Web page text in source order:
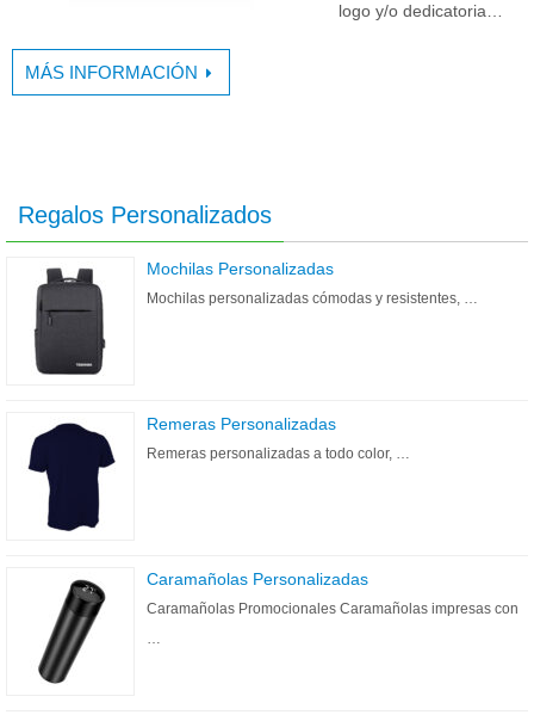
logo y/o dedicatoria…
MÁS INFORMACIÓN
Regalos Personalizados
Mochilas Personalizadas
Mochilas personalizadas cómodas y resistentes, …
Remeras Personalizadas
Remeras personalizadas a todo color, …
Caramañolas Personalizadas
Caramañolas Promocionales Caramañolas impresas con
…